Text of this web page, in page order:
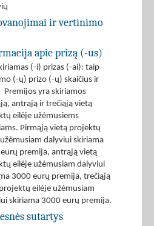
ir vertinimo
apie prizą (-us)
(-i) prizas (-ai): taip
(-ų) prizo (-ų) skaičius ir
Premijos yra skiriamos
antrąją ir trečiąją vietą
eilėje užėmusiems
Pirmąją vietą projektų
dalyviui skiriama
premija, antrąją vietą
eilėje užėmusiam dalyviui
3000 eurų premija, trečiąją
eilėje užėmusiam
skiriama 3000 eurų premija.
sutartys